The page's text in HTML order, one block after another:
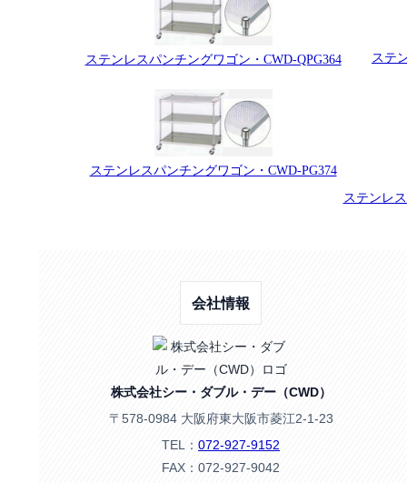
ステンレスパンチングワゴン・CWD-QPG364 ステ
ステンレスパンチングワゴン・CWD-PG374
ステンレ
会社情報
株式会社シー・ダブル・デー（CWD）
〒578-0984 大阪府東大阪市菱江2-1-23
TEL： 072-927-9152
FAX：072-927-9042